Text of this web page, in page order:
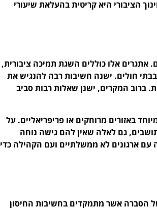
הציבורי היא קריטית בהעלאת שיעורי
אלו כוללים השגת תמיכה ציבורית,
חולים. ישנה חשיבות רבה להנגיש את
ברוב המקרים, ישנן שאלות רבות סביב
באזורים מרוחקים או פריפריאליים. על
גם לאלה שאין להם גישה נוחה
ארגונים לא ממשלתיים ועם הקהילה כדי
של הסברה אשר מתמקדים בחשיבות החיסון